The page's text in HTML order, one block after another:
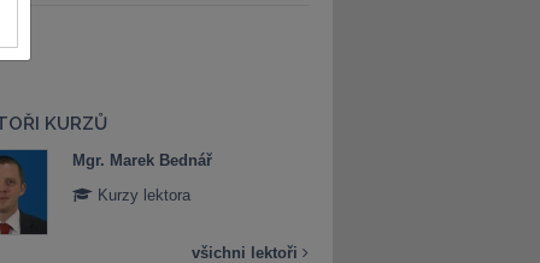
KURZŮ
Mgr. Marek Bednář
Kurzy lektora
všichni lektoři